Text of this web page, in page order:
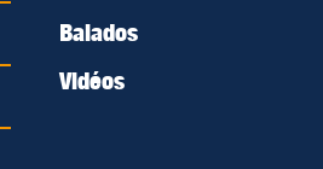
Balados
Vidéos